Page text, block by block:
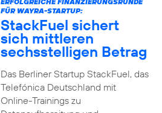
FÜR WAYRA-STARTUP:
StackFuel sichert
sich mittleren
sechsstelligen Betrag
Das Berliner Startup StackFuel, das
Telefónica Deutschland mit
Online-Trainings zu